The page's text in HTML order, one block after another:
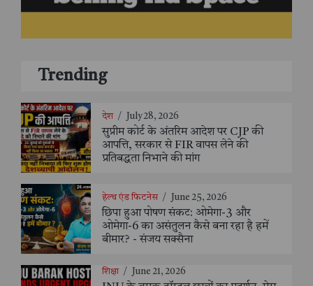
Trending
देश / July 28, 2026
सुप्रीम कोर्ट के अंतरिम आदेश पर CJP की
आपत्ति, सरकार से FIR वापस लेने की
प्रतिबद्धता निभाने की मांग
हेल्थ एंड फिटनेस / June 25, 2026
छिपा हुआ पोषण संकट: ओमेगा-3 और
ओमेगा-6 का असंतुलन कैसे बना रहा है हमें
बीमार? - संजय सक्सैना
शिक्षा / June 21, 2026